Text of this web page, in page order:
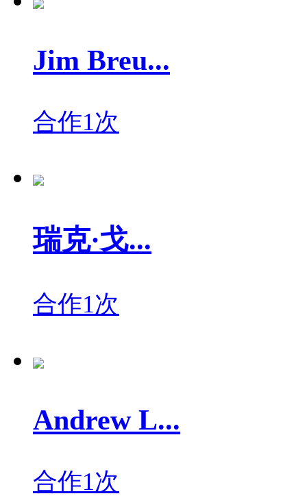
Jim Breu...
合作1次
瑞克·戈...
合作1次
Andrew L...
合作1次